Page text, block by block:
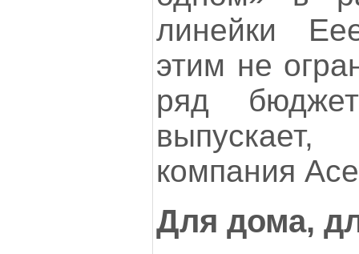
линейки
этим не
ряд
компания
Для дома,